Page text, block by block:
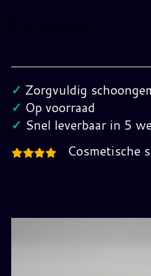
1 op voorraad
Force
Tripwire
G.I.
Joe
✓ Zorgvuldig
✓ Op voorraad
✓ Snel leverbaar in 5
Cosmetische